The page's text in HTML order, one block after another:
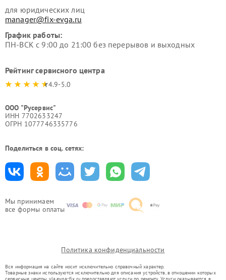
Мы принимаем
все формы оплаты
для юридических лиц
manager@fix-evga.ru
График работы:
ПН-ВСК с 9:00 до 21:00 без перерывов и выходных
Рейтинг сервисного центра
4.9-5.0
ООО "Русервис"
ИНН 7702633247
ОГРН 1077746335776
Поделиться в соц. сетях:
Политика конфиденциальности
Вся информация на сайте носит исключительно справочный характер.
Товарные знаки используются исключительно для описания устройств, в отношении которых
сервисные центры vla.evga-fix.ru предоставляют услуги по ремонту. Услуги оказываются в